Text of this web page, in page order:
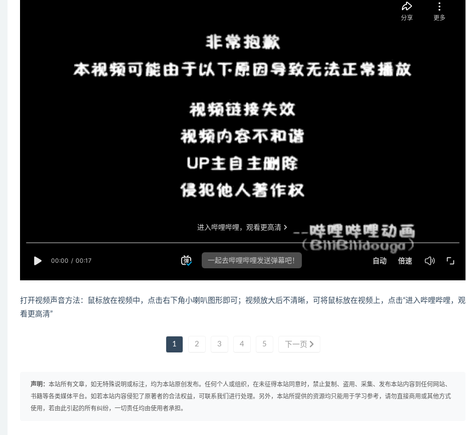
打开视频声音方法：鼠标放在视频中，点击右下角小喇叭图形即可；视频放大后不清晰，可将鼠标放在视频上，点击“进入哔哩哔哩，观
看更高清”
1 2 3 4 5 下一页
声明： 本站所有文章，如无特殊说明或标注，均为本站原创发布。任何个人或组织，在未征得本站同意时，禁止复制、盗用、采集、发布本站内容到任何网站、
书籍等各类媒体平台。如若本站内容侵犯了原著者的合法权益，可联系我们进行处理。另外，本站所提供的资源均只能用于学习参考，请勿直接商用或其他方式
使用，若由此引起的所有纠纷，一切责任均由使用者承担。